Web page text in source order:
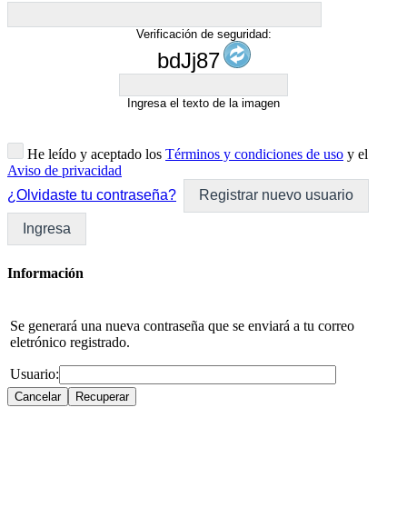
Verificación de seguridad:
bdJj87
Ingresa el texto de la imagen
He leído y aceptado los Términos y condiciones de uso y el
Aviso de privacidad
¿Olvidaste tu contraseña?
Registrar nuevo usuario
Ingresa
Información
Se generará una nueva contraseña que se enviará a tu correo
eletrónico registrado.
Usuario: